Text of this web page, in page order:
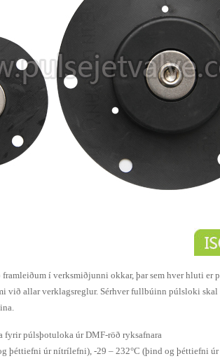
í verksmiðjunni okkar, þar sem hver hluti er
við allar verklagsreglur. Sérhver fullbúinn púlsloki skal
fyrir púlsþotuloka úr DMF-röð ryksafnara
þéttiefni úr nítrílefni), -29 – 232°C (þind og þéttiefni